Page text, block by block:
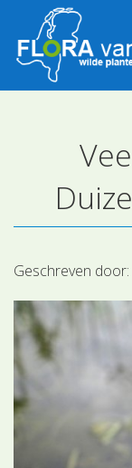
Plantensoorten
Determineren
Geschreven door: